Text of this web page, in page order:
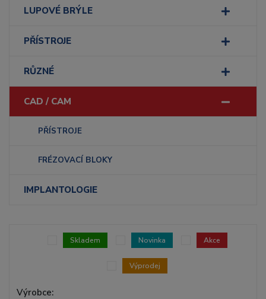
LUPOVÉ BRÝLE
PŘÍSTROJE
RŮZNÉ
CAD / CAM
PŘÍSTROJE
FRÉZOVACÍ BLOKY
IMPLANTOLOGIE
Výrobce:
Skladem Novinka Akce
Výprodej